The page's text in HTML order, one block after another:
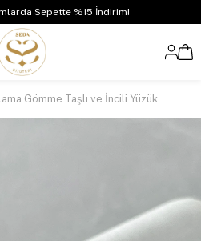
Sepette %15 İndirim!
Gömme Taşlı ve İncili Yüzük